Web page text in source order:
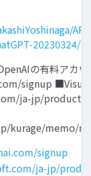
AR-
20230324/
の有料アカ
signup
ja-jp/
kurage/memo/
signup
ja-jp/